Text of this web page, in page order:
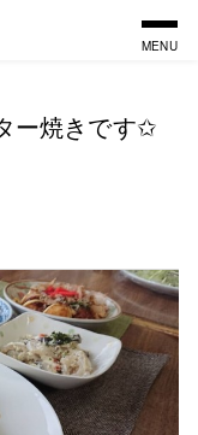
MENU
ー焼きです✩